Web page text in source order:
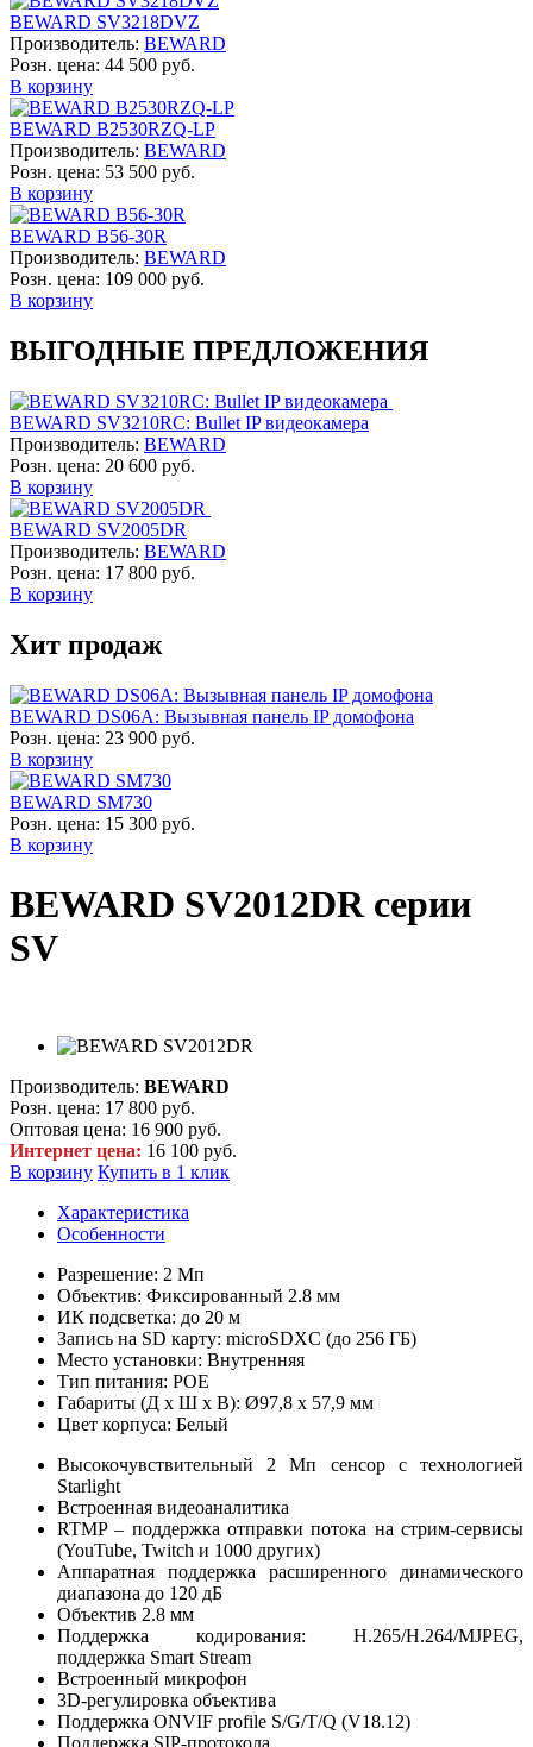
BEWARD SV3218DVZ
Производитель: BEWARD
Розн. цена: 44 500 руб.
В корзину
BEWARD B2530RZQ-LP
Производитель: BEWARD
Розн. цена: 53 500 руб.
В корзину
BEWARD B56-30R
Производитель: BEWARD
Розн. цена: 109 000 руб.
В корзину
ВЫГОДНЫЕ ПРЕДЛОЖЕНИЯ
BEWARD SV3210RC: Bullet IP видеокамера
Производитель: BEWARD
Розн. цена: 20 600 руб.
В корзину
BEWARD SV2005DR
Производитель: BEWARD
Розн. цена: 17 800 руб.
В корзину
Хит продаж
BEWARD DS06A: Вызывная панель IP домофона
Розн. цена: 23 900 руб.
В корзину
BEWARD SM730
Розн. цена: 15 300 руб.
В корзину
BEWARD SV2012DR серии
SV
Производитель: BEWARD
Розн. цена: 17 800 руб.
Оптовая цена: 16 900 руб.
Интернет цена: 16 100 руб.
В корзину Купить в 1 клик
Характеристика
Особенности
Разрешение: 2 Мп
Объектив: Фиксированный 2.8 мм
ИК подсветка: до 20 м
Запись на SD карту: microSDXC (до 256 ГБ)
Место установки: Внутренняя
Тип питания: POE
Габариты (Д х Ш х В): Ø97,8 х 57,9 мм
Цвет корпуса: Белый
Высокочувствительный 2 Мп сенсор с технологией
Starlight
Встроенная видеоаналитика
RTMP – поддержка отправки потока на стрим-сервисы
(YouTube, Twitch и 1000 других)
Аппаратная поддержка расширенного динамического
диапазона до 120 дБ
Объектив 2.8 мм
Поддержка кодирования: H.265/H.264/MJPEG,
поддержка Smart Stream
Встроенный микрофон
3D-регулировка объектива
Поддержка ONVIF profile S/G/T/Q (V18.12)
Поддержка SIP-протокола